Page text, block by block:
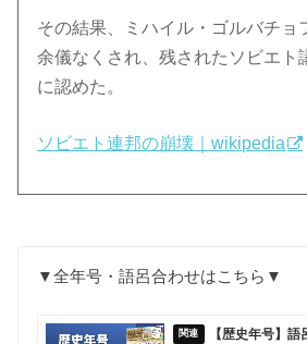
その結果、ミハイル・ゴルバチョ
余儀なくされ、残されたソビエト
に認めた。
ソビエト連邦の崩壊｜wikipedia
▼全年号・語呂合わせはこちら▼
【歴史年号】